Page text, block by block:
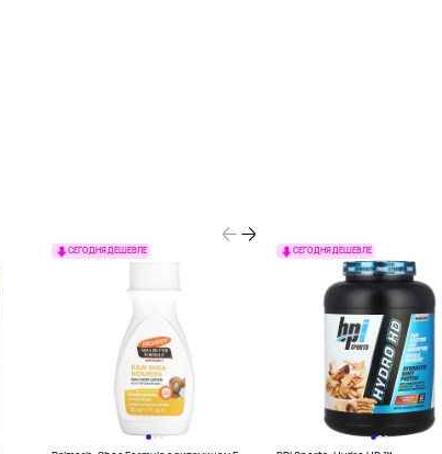
СЕГОДНЯ ДЕШЕВЛЕ СЕГОДНЯ ДЕШЕВЛЕ